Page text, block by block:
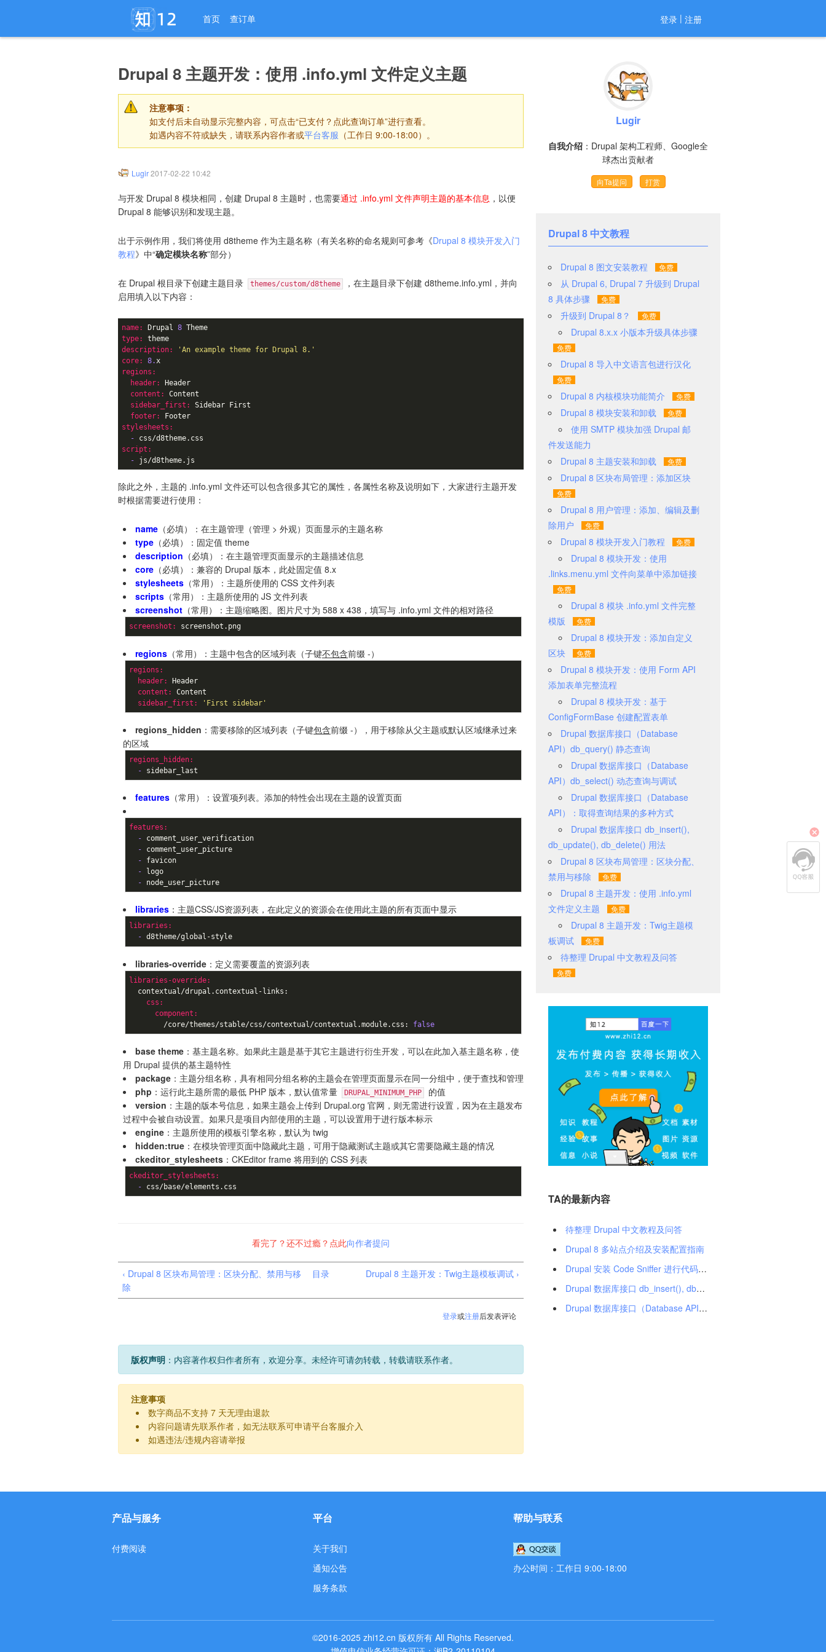
首页
查订单 登录 | 注册
Drupal 8 主题开发：使用 .info.yml 文件定义主题
注意事项：
如支付后未自动显示完整内容，可点击“已支付？点此查询订单”进行查看。
如遇内容不符或缺失，请联系内容作者或平台客服 （工作日 9:00-18:00）。
Lugir2017-02-22 10:42
与开发 Drupal 8 模块相同，创建 Drupal 8 主题时，也需要通过 .info.yml 文件声明主题的基本信息 ，以便
Drupal 8 能够识别和发现主题。
出于示例作用，我们将使用 d8theme 作为主题名称（有关名称的命名规则可参考《Drupal 8 模块开发入门
教程》中“确定模块名称”部分）
在 Drupal 根目录下创建主题目录 themes/custom/d8theme
，在主题目录下创建 d8theme.info.yml，并向
启用填入以下内容：
name: Drupal 8
type:
description:
'An example theme for Drupal 8.'
core:
8.
regions:
  header:
  content:
  sidebar_first:
  footer:
stylesheets:
  -
script:
  -
js/d8theme.js
除此之外，主题的 .info.yml 文件还可以包含很多其它的属性，各属性名称及说明如下，大家进行主题开发
时根据需要进行使用：
name （必填）：在主题管理（管理 > 外观）页面显示的主题名称
type （必填）：固定值 theme
description （必填）：在主题管理页面显示的主题描述信息
core （必填）：兼容的 Drupal 版本，此处固定值 8.x
stylesheets （常用）：主题所使用的 CSS 文件列表
scripts （常用）：主题所使用的 JS 文件列表
screenshot （常用）：主题缩略图。图片尺寸为 588 x 438，填写与 .info.yml 文件的相对路径
screenshot: screenshot.png
regions （常用）：主题中包含的区域列表（子键不包含前缀 -）
regions:
  header:
  content:
  sidebar_first:
'First sidebar'
regions_hidden ：需要移除的区域列表（子键包含前缀 -），用于移除从父主题或默认区域继承过来
的区域
regions_hidden:
  -
sidebar_last
features （常用）：设置项列表。添加的特性会出现在主题的设置页面
features:
  -
  -
  -
  -
  -
node_user_picture
libraries ：主题CSS/JS资源列表，在此定义的资源会在使用此主题的所有页面中显示
libraries:
  -
d8theme/global-style
libraries-override ：定义需要覆盖的资源列表
libraries-override:
    css:
      component:
        /core/themes/stable/css/contextual/contextual.module.css:
false
base theme ：基主题名称。如果此主题是基于其它主题进行衍生开发，可以在此加入基主题名称，使
用 Drupal 提供的基主题特性
package ：主题分组名称，具有相同分组名称的主题会在管理页面显示在同一分组中，便于查找和管理
php ：运行此主题所需的最低 PHP 版本，默认值常量 DRUPAL_MINIMUM_PHP
的值
version ：主题的版本号信息，如果主题会上传到 Drupal.org 官网，则无需进行设置，因为在主题发布
过程中会被自动设置。如果只是项目内部使用的主题，可以设置用于进行版本标示
engine ：主题所使用的模板引擎名称，默认为 twig
hidden:true ：在模块管理页面中隐藏此主题，可用于隐藏测试主题或其它需要隐藏主题的情况
ckeditor_stylesheets ：CKEditor frame 将用到的 CSS 列表
ckeditor_stylesheets:
  -
css/base/elements.css
看完了？还不过瘾？点此向作者提问
‹ Drupal 8 区块布局管理：区块分配、禁用与移
除
目录 Drupal 8 主题开发：Twig主题模板调试 ›
登录或注册后发表评论
版权声明 ：内容著作权归作者所有，欢迎分享。未经许可请勿转载，转载请联系作者。
注意事项
数字商品不支持 7 天无理由退款
内容问题请先联系作者，如无法联系可申请平台客服介入
如遇违法/违规内容请举报
Lugir
自我介绍 ：Drupal 架构工程师、Google全
球杰出贡献者
向Ta提问 打赏
Drupal 8 中文教程
Drupal 8 图文安装教程
从 Drupal 6, Drupal 7 升级到 Drupal
8 具体步骤
升级到 Drupal 8？
Drupal 8.x.x 小版本升级具体步骤
Drupal 8 导入中文语言包进行汉化
Drupal 8 内核模块功能简介
Drupal 8 模块安装和卸载
使用 SMTP 模块加强 Drupal 邮
件发送能力
Drupal 8 主题安装和卸载
Drupal 8 区块布局管理：添加区块
Drupal 8 用户管理：添加、编辑及删
除用户
Drupal 8 模块开发入门教程
Drupal 8 模块开发：使用
.links.menu.yml 文件向菜单中添加链接
Drupal 8 模块 .info.yml 文件完整
模版
Drupal 8 模块开发：添加自定义
区块
Drupal 8 模块开发：使用 Form API
添加表单完整流程
Drupal 8 模块开发：基于
ConfigFormBase 创建配置表单
Drupal 数据库接口（Database
API）db_query() 静态查询
Drupal 数据库接口（Database
API）db_select() 动态查询与调试
Drupal 数据库接口（Database
API）：取得查询结果的多种方式
Drupal 数据库接口 db_insert(),
db_update(), db_delete() 用法
Drupal 8 区块布局管理：区块分配、
禁用与移除
Drupal 8 主题开发：使用 .info.yml
文件定义主题
Drupal 8 主题开发：Twig主题模
板调试
待整理 Drupal 中文教程及问答
TA的最新内容
待整理 Drupal 中文教程及问答
Drupal 8 多站点介绍及安装配置指南
Drupal 安装 Code Sniffer 进行代码检查
Drupal 数据库接口 db_insert(), db_update(), db_delete() 用法
Drupal 数据库接口（Database API）：取得查询结果的多种方式
产品与服务
付费阅读
平台
关于我们
通知公告
服务条款
帮助与联系
办公时间：工作日 9:00-18:00
©2016-2025 zhi12.cn 版权所有 All Rights Reserved.